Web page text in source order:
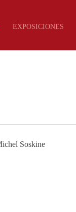
EXPOSICIONES